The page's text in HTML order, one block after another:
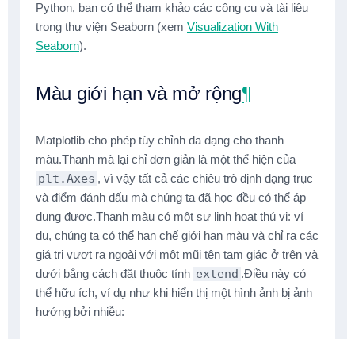
Python, bạn có thể tham khảo các công cụ và tài liệu
trong thư viện Seaborn (xem Visualization With
Seaborn).
Màu giới hạn và mở rộng¶
Matplotlib cho phép tùy chỉnh đa dạng cho thanh
màu.Thanh mà lại chỉ đơn giản là một thể hiện của
plt.Axes , vì vậy tất cả các chiêu trò định dạng trục
và điểm đánh dấu mà chúng ta đã học đều có thể áp
dụng được.Thanh màu có một sự linh hoạt thú vị: ví
dụ, chúng ta có thể hạn chế giới hạn màu và chỉ ra các
giá trị vượt ra ngoài với một mũi tên tam giác ở trên và
dưới bằng cách đặt thuộc tính extend .Điều này có
thể hữu ích, ví dụ như khi hiển thị một hình ảnh bị ảnh
hướng bởi nhiễu: